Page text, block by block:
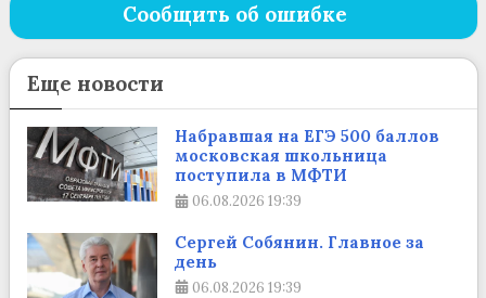
Сообщить об ошибке
Еще новости
Набравшая на ЕГЭ 500 баллов
московская школьница
поступила в МФТИ
06.08.2026 19:39
Сергей Собянин. Главное за
день
06.08.2026 19:39